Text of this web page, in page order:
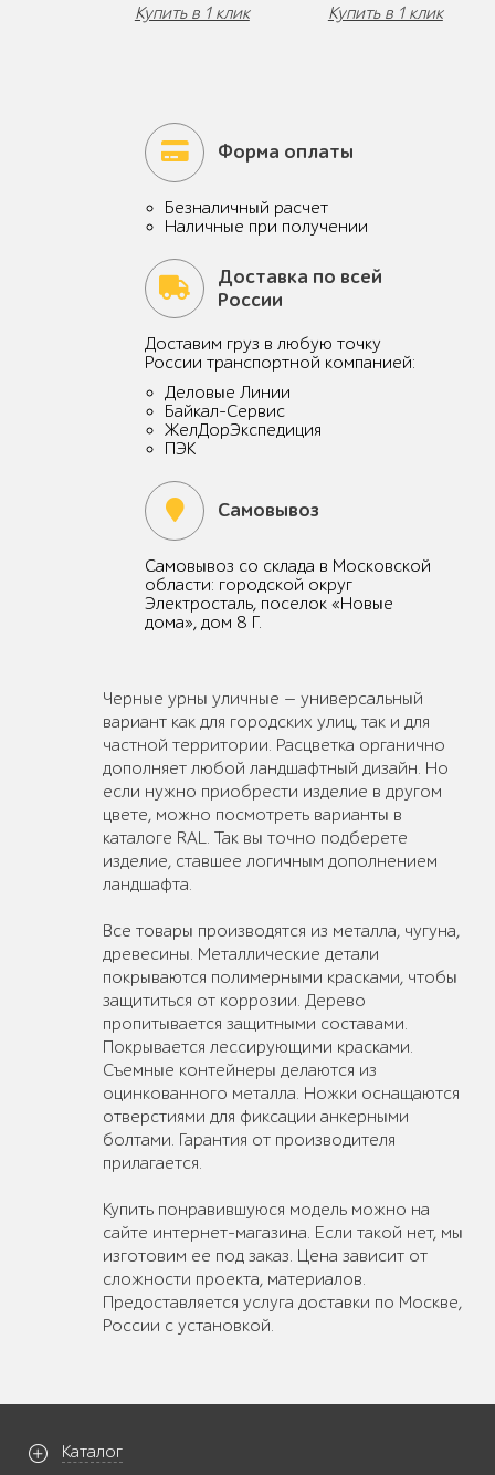
Купить в 1 клик Купить в 1 клик
Форма оплаты
Безналичный расчет
Наличные при получении
Доставка по всей
России
Доставим груз в любую точку
России транспортной компанией:
Деловые Линии
Байкал-Сервис
ЖелДорЭкспедиция
ПЭК
Самовывоз
Самовывоз со склада в Московской
области: городской округ
Электросталь, поселок «Новые
дома», дом 8 Г.
Черные урны уличные — универсальный
вариант как для городских улиц, так и для
частной территории. Расцветка органично
дополняет любой ландшафтный дизайн. Но
если нужно приобрести изделие в другом
цвете, можно посмотреть варианты в
каталоге RAL. Так вы точно подберете
изделие, ставшее логичным дополнением
ландшафта.
Все товары производятся из металла, чугуна,
древесины. Металлические детали
покрываются полимерными красками, чтобы
защититься от коррозии. Дерево
пропитывается защитными составами.
Покрывается лессирующими красками.
Съемные контейнеры делаются из
оцинкованного металла. Ножки оснащаются
отверстиями для фиксации анкерными
болтами. Гарантия от производителя
прилагается.
Купить понравившуюся модель можно на
сайте интернет-магазина. Если такой нет, мы
изготовим ее под заказ. Цена зависит от
сложности проекта, материалов.
Предоставляется услуга доставки по Москве,
России с установкой.
Каталог